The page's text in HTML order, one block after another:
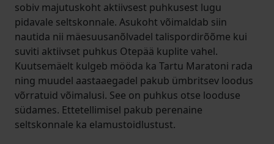
sobiv majutuskoht aktiivsest puhkusest lugu
pidavale seltskonnale. Asukoht võimaldab siin
nautida nii mäesuusanõlvadel talispordirõõme kui
suviti aktiivset puhkus Otepää kuplite vahel.
Kuutsemäelt kulgeb mööda ka Tartu Maratoni rada
ning muudel aastaaegadel pakub ümbritsev loodus
võrratuid võimalusi. See on puhkus otse looduse
südames. Ettetellimisel pakub perenaine
seltskonnale ka elamustoidlustust.